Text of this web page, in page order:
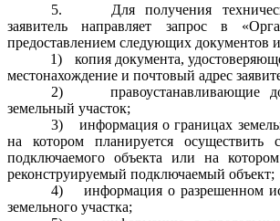
5.
Для получения
заявитель направляет запрос в
предоставлением следующих документов
1)
копия документа,
местонахождение и почтовый адрес
2)
правоустанавливающие
земельный участок;
3)
информация о границах
на котором планируется осуществить
подключаемого объекта или на
реконструируемый подключаемый объект;
4)
информация о разрешенном
земельного участка;